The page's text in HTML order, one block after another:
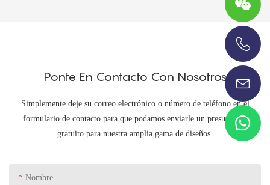
Ponte En Contacto Con Nosotros
Simplemente deje su correo electrónico o número de teléfono en el
formulario de contacto para que podamos enviarle un presupuesto
gratuito para nuestra amplia gama de diseños.
Nombre